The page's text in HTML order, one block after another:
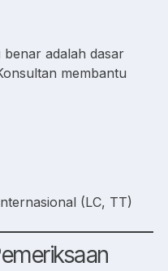
adalah dasar
membantu
(LC, TT)